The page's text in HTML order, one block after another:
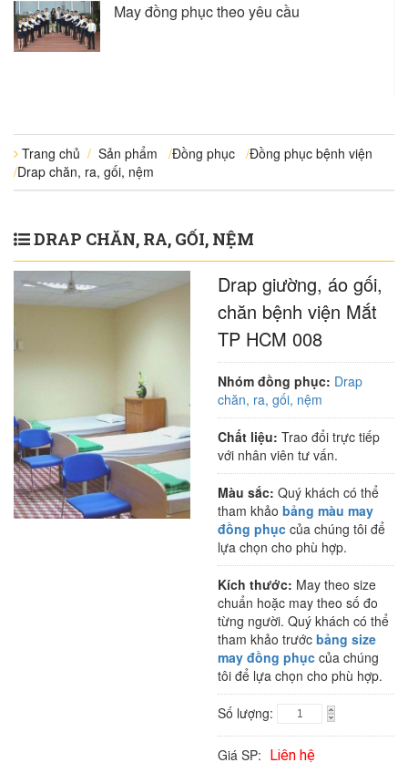
May đồng phục theo yêu cầu
Trang chủ / Sản phẩm /Đồng phục /Đồng phục bệnh viện
/Drap chăn, ra, gối, nệm
DRAP CHĂN, RA, GỐI, NỆM
Drap giường, áo gối,
chăn bệnh viện Mắt
TP HCM 008
Nhóm đồng phục: Drap
chăn, ra, gối, nệm
Chất liệu: Trao đổi trực tiếp
với nhân viên tư vấn.
Màu sắc: Quý khách có thể
tham khảo bảng màu may
đồng phục của chúng tôi để
lựa chọn cho phù hợp.
Kích thước: May theo size
chuẩn hoặc may theo số đo
từng người. Quý khách có thể
tham khảo trước bảng size
may đồng phục của chúng
tôi để lựa chọn cho phù hợp.
Số lượng:
Giá SP: Liên hệ